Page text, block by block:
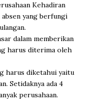
Kehadiran
yang berfungi
dalam memberikan
harus diterima oleh
harus diketahui yaitu
Setidaknya ada 4
perusahaan.